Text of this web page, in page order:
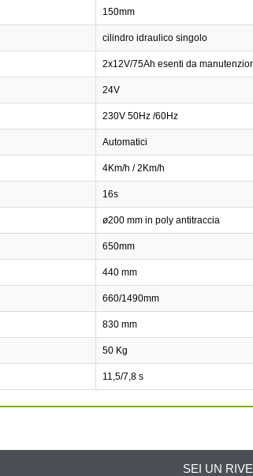
150mm
cilindro idraulico singolo
2x12V/75Ah esenti da
24V
230V 50Hz /60Hz
Automatici
4Km/h / 2Km/h
16s
ø200 mm in poly antitraccia
650mm
440 mm
660/1490mm
830 mm
50 Kg
11,5/7,8 s
SEI UN